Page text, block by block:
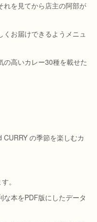
れを見てから店主の阿部が
くお届けできるようメニュ
の高いカレー30種を載せた
の季節を楽しむカ
。
本をPDF版にしたデータ